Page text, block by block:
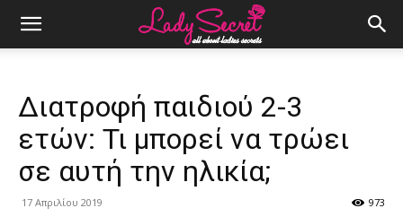
Διατροφή παιδιού 2-3
ετών: Τι μπορεί να τρώει
σε αυτή την ηλικία;
17 Απριλίου 2019 973